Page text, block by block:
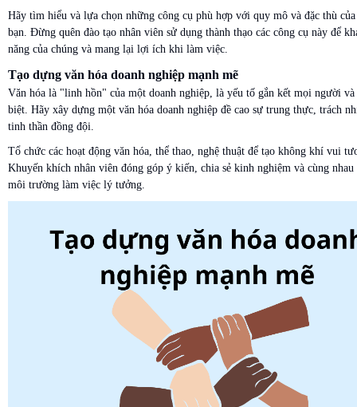
Hãy tìm hiểu và lựa chọn những công cụ phù hợp với quy mô và đặc thù
bạn. Đừng quên đào tạo nhân viên sử dụng thành thạo các công cụ này để
năng của chúng và mang lại lợi ích khi làm việc.
Tạo dựng văn hóa doanh nghiệp mạnh mẽ
Văn hóa là "linh hồn" của một doanh nghiệp, là yếu tố gắn kết mọi người và
biệt. Hãy xây dựng một văn hóa doanh nghiệp đề cao sự trung thực, trách
tinh thần đồng đội.
Tổ chức các hoạt động văn hóa, thể thao, nghệ thuật để tạo không khí vui
Khuyến khích nhân viên đóng góp ý kiến, chia sẻ kinh nghiệm và cùng
môi trường làm việc lý tưởng.